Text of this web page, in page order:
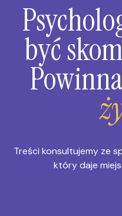
być
Treści konsultujemy ze
który daje